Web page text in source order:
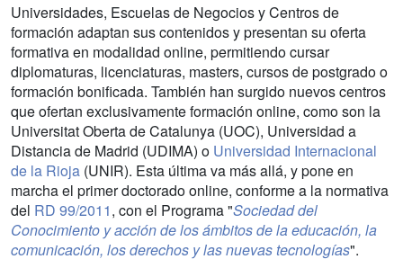
Universidades, Escuelas de Negocios y Centros de
formación adaptan sus contenidos y presentan su oferta
formativa en modalidad online, permitiendo cursar
diplomaturas, licenciaturas, masters, cursos de postgrado o
formación bonificada. También han surgido nuevos centros
que ofertan exclusivamente formación online, como son la
Universitat Oberta de Catalunya (UOC), Universidad a
Distancia de Madrid (UDIMA) o Universidad Internacional
de la Rioja (UNIR). Esta última va más allá, y pone en
marcha el primer doctorado online, conforme a la normativa
del RD 99/2011, con el Programa "Sociedad del
Conocimiento y acción de los ámbitos de la educación, la
comunicación, los derechos y las nuevas tecnologías".